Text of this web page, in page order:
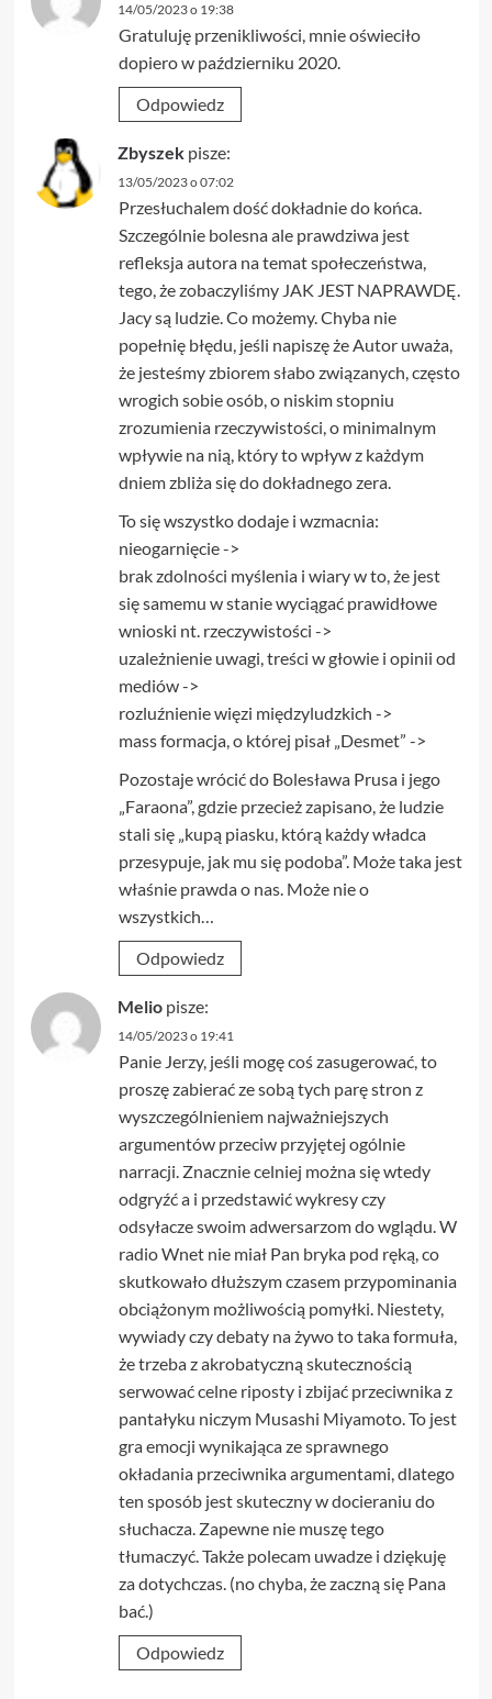
14/05/2023 o 19:38
Gratuluję przenikliwości, mnie oświeciło
dopiero w październiku 2020.
Odpowiedz
Zbyszek pisze:
13/05/2023 o 07:02
Przesłuchalem dość dokładnie do końca.
Szczególnie bolesna ale prawdziwa jest
refleksja autora na temat społeczeństwa,
tego, że zobaczyliśmy JAK JEST NAPRAWDĘ.
Jacy są ludzie. Co możemy. Chyba nie
popełnię błędu, jeśli napiszę że Autor uważa,
że jesteśmy zbiorem słabo związanych, często
wrogich sobie osób, o niskim stopniu
zrozumienia rzeczywistości, o minimalnym
wpływie na nią, który to wpływ z każdym
dniem zbliża się do dokładnego zera.
To się wszystko dodaje i wzmacnia:
nieogarnięcie ->
brak zdolności myślenia i wiary w to, że jest
się samemu w stanie wyciągać prawidłowe
wnioski nt. rzeczywistości ->
uzależnienie uwagi, treści w głowie i opinii od
mediów ->
rozluźnienie więzi międzyludzkich ->
mass formacja, o której pisał „Desmet” ->
Pozostaje wrócić do Bolesława Prusa i jego
„Faraona”, gdzie przecież zapisano, że ludzie
stali się „kupą piasku, którą każdy władca
przesypuje, jak mu się podoba”. Może taka jest
właśnie prawda o nas. Może nie o
wszystkich…
Odpowiedz
Melio pisze:
14/05/2023 o 19:41
Panie Jerzy, jeśli mogę coś zasugerować, to
proszę zabierać ze sobą tych parę stron z
wyszczególnieniem najważniejszych
argumentów przeciw przyjętej ogólnie
narracji. Znacznie celniej można się wtedy
odgryźć a i przedstawić wykresy czy
odsyłacze swoim adwersarzom do wglądu. W
radio Wnet nie miał Pan bryka pod ręką, co
skutkowało dłuższym czasem przypominania
obciążonym możliwością pomyłki. Niestety,
wywiady czy debaty na żywo to taka formuła,
że trzeba z akrobatyczną skutecznością
serwować celne riposty i zbijać przeciwnika z
pantałyku niczym Musashi Miyamoto. To jest
gra emocji wynikająca ze sprawnego
okładania przeciwnika argumentami, dlatego
ten sposób jest skuteczny w docieraniu do
słuchacza. Zapewne nie muszę tego
tłumaczyć. Także polecam uwadze i dziękuję
za dotychczas. (no chyba, że zaczną się Pana
bać.)
Odpowiedz